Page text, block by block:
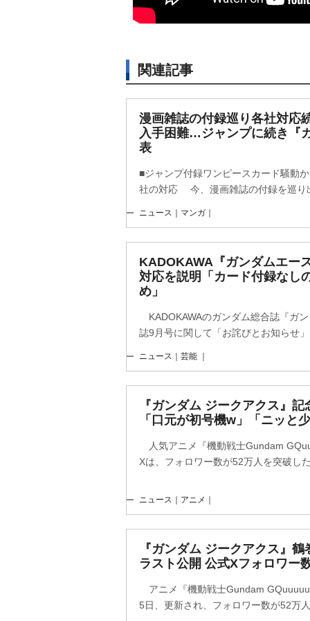
関連記事
漫画雑誌の付録巡り各社対応
入手困難…ジャンプに続き『
表
■ジャンプ付録ワンピースカード騒動
社の対応 今、漫画雑誌の付録を巡り
ニュース｜マンガ｜
KADOKAWA『ガンダムエー
対応を説明「カード付録なし
め」
KADOKAWAのガンダム総合誌『ガ
誌9月号に関して「お詫びとお知らせ
ニュース｜芸能 ｜
『ガンダム ジークアクス』
「口元が初号機w」「ニッと
人気アニメ『機動戦士Gundam
Xは、フォロワー数が52万人を突破し
ニュース｜アニメ｜
『ガンダム ジークアクス』
ラスト公開 公式Xフォロワー
アニメ『機動戦士Gundam
5日、更新され、フォロワー数が52万